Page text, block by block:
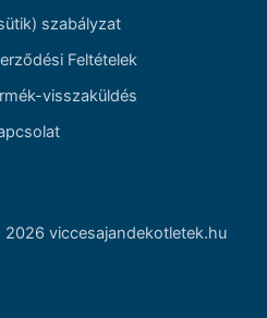
szabályzat
Feltételek
visszaküldés
viccesajandekotletek.hu